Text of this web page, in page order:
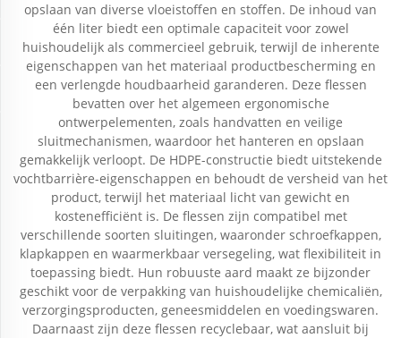
opslaan van diverse vloeistoffen en stoffen. De inhoud van
één liter biedt een optimale capaciteit voor zowel
huishoudelijk als commercieel gebruik, terwijl de inherente
eigenschappen van het materiaal productbescherming en
een verlengde houdbaarheid garanderen. Deze flessen
bevatten over het algemeen ergonomische
ontwerpelementen, zoals handvatten en veilige
sluitmechanismen, waardoor het hanteren en opslaan
gemakkelijk verloopt. De HDPE-constructie biedt uitstekende
vochtbarrière-eigenschappen en behoudt de versheid van het
product, terwijl het materiaal licht van gewicht en
kostenefficiënt is. De flessen zijn compatibel met
verschillende soorten sluitingen, waaronder schroefkappen,
klapkappen en waarmerkbaar versegeling, wat flexibiliteit in
toepassing biedt. Hun robuuste aard maakt ze bijzonder
geschikt voor de verpakking van huishoudelijke chemicaliën,
verzorgingsproducten, geneesmiddelen en voedingswaren.
Daarnaast zijn deze flessen recyclebaar, wat aansluit bij